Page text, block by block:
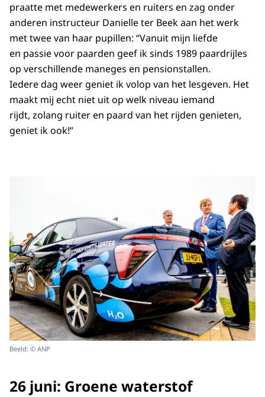
praatte met medewerkers en ruiters en zag onder
anderen instructeur Danielle ter Beek aan het werk
met twee van haar pupillen: “Vanuit mijn liefde
en passie voor paarden geef ik sinds 1989 paardrijles
op verschillende maneges en pensionstallen.
Iedere dag weer geniet ik volop van het lesgeven. Het
maakt mij echt niet uit op welk niveau iemand
rijdt, zolang ruiter en paard van het rijden genieten,
geniet ik ook!”
Beeld: © ANP
26 juni: Groene waterstof